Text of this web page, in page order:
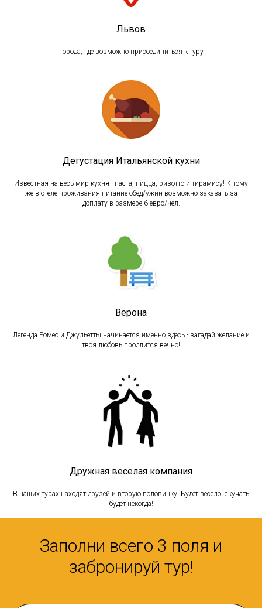
Львов
Города, где возможно присоединиться к туру
Дегустация Итальянской кухни
Известная на весь мир кухня - паста, пицца, ризотто и тирамису! К тому
же в отеле проживания питание обед/ужин возможно заказать за
доплату в размере 6 евро/чел.
Верона
Легенда Ромео и Джульетты начинается именно здесь - загадай желание и
твоя любовь продлится вечно!
Дружная веселая компания
В наших турах находят друзей и вторую половинку. Будет весело, скучать
будет некогда!
Заполни всего 3 поля и
забронируй тур!